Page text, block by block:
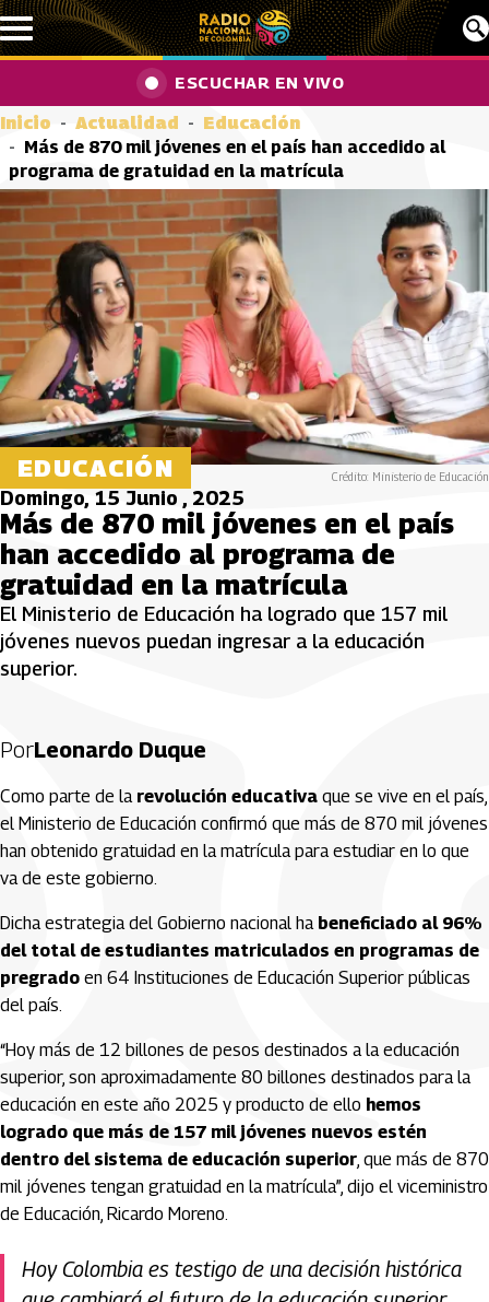
Pasar al contenido principal
ESCUCHAR EN VIVO
Inicio Actualidad
Educación
Más de 870 mil jóvenes en el país han accedido al
programa de gratuidad en la matrícula
EDUCACIÓN Crédito: Ministerio de Educación
Domingo, 15 Junio , 2025
Más de 870 mil jóvenes en el país
han accedido al programa de
gratuidad en la matrícula
El Ministerio de Educación ha logrado que 157 mil
jóvenes nuevos puedan ingresar a la educación
superior.
PorLeonardo Duque
Como parte de la revolución educativa que se vive en el país,
el Ministerio de Educación confirmó que más de 870 mil jóvenes
han obtenido gratuidad en la matrícula para estudiar en lo que
va de este gobierno.
Dicha estrategia del Gobierno nacional ha beneficiado al 96%
del total de estudiantes matriculados en programas de
pregrado en 64 Instituciones de Educación Superior públicas
del país.
“Hoy más de 12 billones de pesos destinados a la educación
superior, son aproximadamente 80 billones destinados para la
educación en este año 2025 y producto de ello hemos
logrado que más de 157 mil jóvenes nuevos estén
dentro del sistema de educación superior, que más de 870
mil jóvenes tengan gratuidad en la matrícula”, dijo el viceministro
de Educación, Ricardo Moreno.
Hoy Colombia es testigo de una decisión histórica